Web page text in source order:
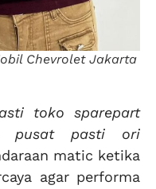
Chevrolet Jakarta
toko sparepart
pusat pasti ori
matic ketika
agar performa